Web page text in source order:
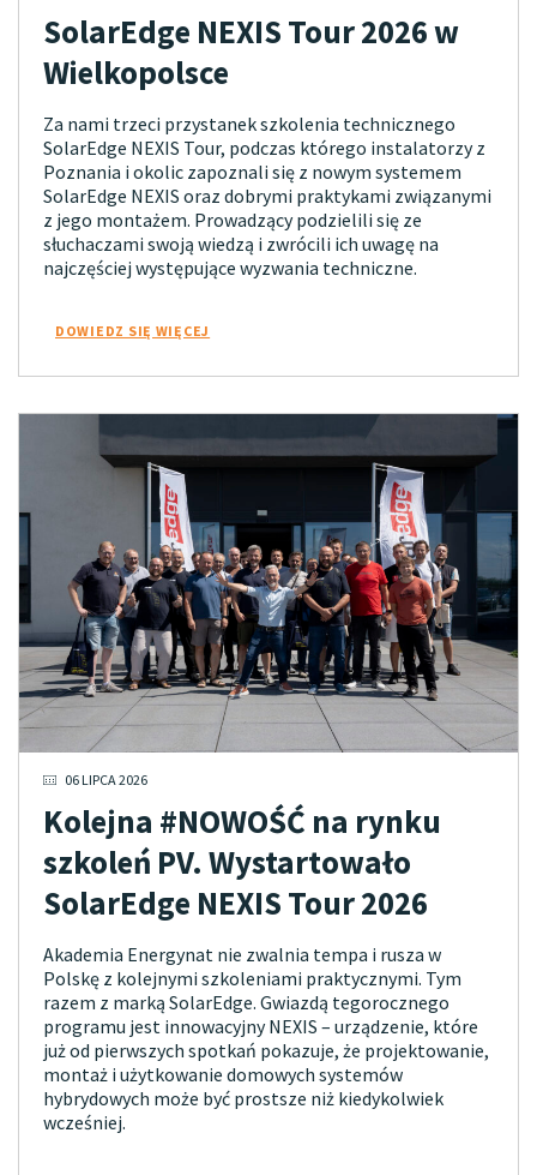
SolarEdge NEXIS Tour 2026 w
Wielkopolsce
Za nami trzeci przystanek szkolenia technicznego
SolarEdge NEXIS Tour, podczas którego instalatorzy z
Poznania i okolic zapoznali się z nowym systemem
SolarEdge NEXIS oraz dobrymi praktykami związanymi
z jego montażem. Prowadzący podzielili się ze
słuchaczami swoją wiedzą i zwrócili ich uwagę na
najczęściej występujące wyzwania techniczne.
DOWIEDZ SIĘ WIĘCEJ
06 LIPCA 2026
Kolejna #NOWOŚĆ na rynku
szkoleń PV. Wystartowało
SolarEdge NEXIS Tour 2026
Akademia Energynat nie zwalnia tempa i rusza w
Polskę z kolejnymi szkoleniami praktycznymi. Tym
razem z marką SolarEdge. Gwiazdą tegorocznego
programu jest innowacyjny NEXIS – urządzenie, które
już od pierwszych spotkań pokazuje, że projektowanie,
montaż i użytkowanie domowych systemów
hybrydowych może być prostsze niż kiedykolwiek
wcześniej.